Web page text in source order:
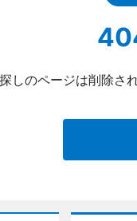
しのページは削除さ